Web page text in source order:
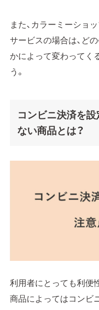
また、カラーミーショ
サービスの場合は、ど
かによって変わってく
う。
コンビニ決済を設
ない商品とは？
利用者にとっても利便
商品によってはコンビ